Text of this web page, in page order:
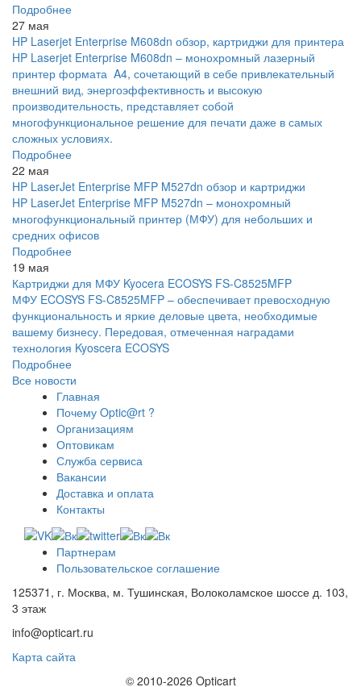
Подробнее
27 мая
HP Laserjet Enterprise M608dn обзор, картриджи для принтера
HP Laserjet Enterprise M608dn – монохромный лазерный
принтер формата A4, сочетающий в себе привлекательный
внешний вид, энергоэффективность и высокую
производительность, представляет собой
многофункциональное решение для печати даже в самых
сложных условиях.
Подробнее
22 мая
HP LaserJet Enterprise MFP M527dn обзор и картриджи
HP LaserJet Enterprise MFP M527dn – монохромный
многофункциональный принтер (МФУ) для небольших и
средних офисов
Подробнее
19 мая
Картриджи для МФУ Kyocera ECOSYS FS-C8525MFP
МФУ ECOSYS FS-C8525MFP – обеспечивает превосходную
функциональность и яркие деловые цвета, необходимые
вашему бизнесу. Передовая, отмеченная наградами
технология Kyoscera ECOSYS
Подробнее
Все новости
Главная
Почему Optic@rt ?
Организациям
Оптовикам
Служба сервиса
Вакансии
Доставка и оплата
Контакты
Партнерам
Пользовательское соглашение
125371, г. Москва, м. Тушинская, Волоколамское шоссе д. 103,
3 этаж
info@opticart.ru
Карта сайта
© 2010-2026 Opticart